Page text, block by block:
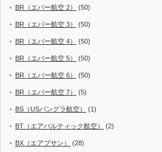
BR（エバー航空 2） (50)
BR（エバー航空 3） (50)
BR（エバー航空 4） (50)
BR（エバー航空 5） (50)
BR（エバー航空 6） (50)
BR（エバー航空 7） (5)
BS（USバングラ航空） (1)
BT（エアバルティック航空） (2)
BX（エアプサン） (28)